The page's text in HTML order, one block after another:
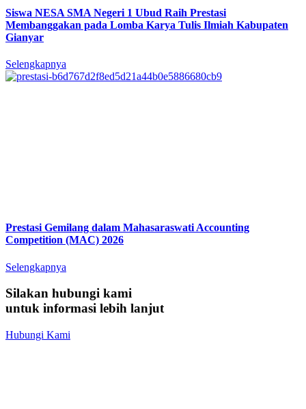
Siswa NESA SMA Negeri 1 Ubud Raih Prestasi
Membanggakan pada Lomba Karya Tulis Ilmiah Kabupaten
Gianyar
Selengkapnya
Prestasi Gemilang dalam Mahasaraswati Accounting
Competition (MAC) 2026
Selengkapnya
Silakan hubungi kami
untuk informasi lebih lanjut
Hubungi Kami